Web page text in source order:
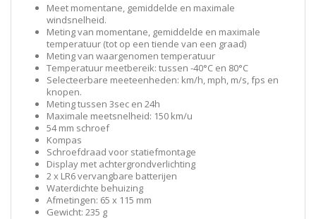
Meet momentane, gemiddelde en maximale
windsnelheid.
Meting van momentane, gemiddelde en maximale
temperatuur (tot op een tiende van een graad)
Meting van waargenomen temperatuur
Temperatuur meetbereik: tussen -40°C en 80°C
Selecteerbare meeteenheden: km/h, mph, m/s, fps en
knopen.
Meting tussen 3sec en 24h
Maximale meetsnelheid: 150 km/u
54 mm schroef
Kompas
Schroefdraad voor statiefmontage
Display met achtergrondverlichting
2 x LR6 vervangbare batterijen
Waterdichte behuizing
Afmetingen: 65 x 115 mm
Gewicht: 235 g